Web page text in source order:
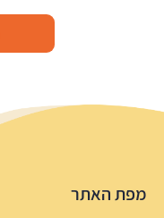
מפת האתר